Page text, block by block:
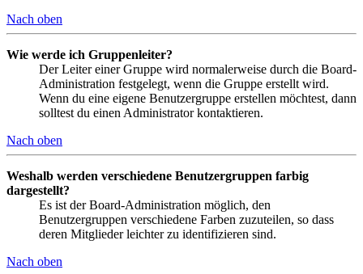
Nach oben
Wie werde ich Gruppenleiter?
Der Leiter einer Gruppe wird normalerweise durch die Board-
Administration festgelegt, wenn die Gruppe erstellt wird.
Wenn du eine eigene Benutzergruppe erstellen möchtest, dann
solltest du einen Administrator kontaktieren.
Nach oben
Weshalb werden verschiedene Benutzergruppen farbig
dargestellt?
Es ist der Board-Administration möglich, den
Benutzergruppen verschiedene Farben zuzuteilen, so dass
deren Mitglieder leichter zu identifizieren sind.
Nach oben